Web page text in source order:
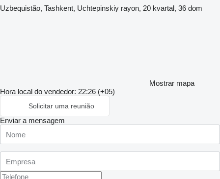
Uzbequistão, Tashkent, Uchtepinskiy rayon, 20 kvartal, 36 dom
Mostrar mapa
Hora local do vendedor: 22:26 (+05)
Solicitar uma reunião
Enviar a mensagem